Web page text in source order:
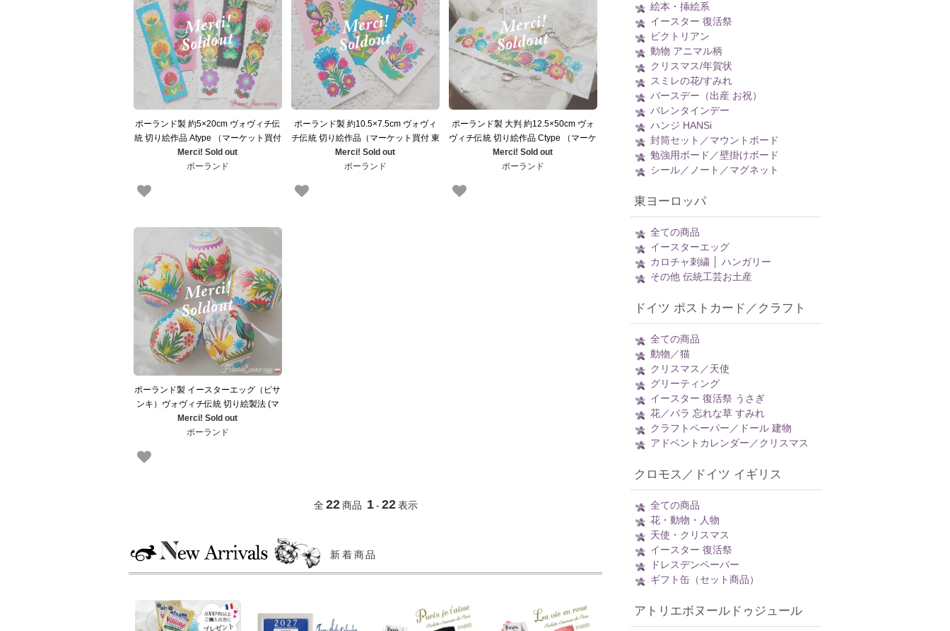
ポーランド製 約5×20cm ヴォヴィチ伝
統 切り絵作品 Atype （マーケット買付
東欧雑貨 東ヨーロッパ）
Merci! Sold out
ポーランド
ポーランド製 約10.5×7.5cm ヴォヴィ
チ伝統 切り絵作品（マーケット買付 東
欧雑貨 東ヨーロッパ）
Merci! Sold out
ポーランド
ポーランド製 大判 約12.5×50cm ヴォ
ヴィチ伝統 切り絵作品 Ctype （マーケ
ット買付 東欧雑貨 東ヨーロッパ）
Merci! Sold out
ポーランド
ポーランド製 イースターエッグ（ピサ
ンキ）ヴォヴィチ伝統 切り絵製法 (マ
ーケット買付 ひよこ お花 ニワトリ 東
欧雑貨 東ヨーロッパ】
Merci! Sold out
ポーランド
全 22 商品 1 - 22 表示
新着商品
絵本・挿絵系
イースター 復活祭
ビクトリアン
動物 アニマル柄
クリスマス/年賀状
スミレの花/すみれ
バースデー（出産 お祝）
バレンタインデー
ハンジ HANSi
封筒セット／マウントボード
勉強用ボード／壁掛けボード
シール／ノート／マグネット
東ヨーロッパ
全ての商品
イースターエッグ
カロチャ刺繍 │ ハンガリー
その他 伝統工芸お土産
ドイツ ポストカード／クラフト
全ての商品
動物／猫
クリスマス／天使
グリーティング
イースター 復活祭 うさぎ
花／バラ 忘れな草 すみれ
クラフトペーパー／ドール 建物
アドベントカレンダー／クリスマス
クロモス／ドイツ イギリス
全ての商品
花・動物・人物
天使・クリスマス
イースター 復活祭
ドレスデンペーパー
ギフト缶（セット商品）
アトリエボヌールドゥジュール